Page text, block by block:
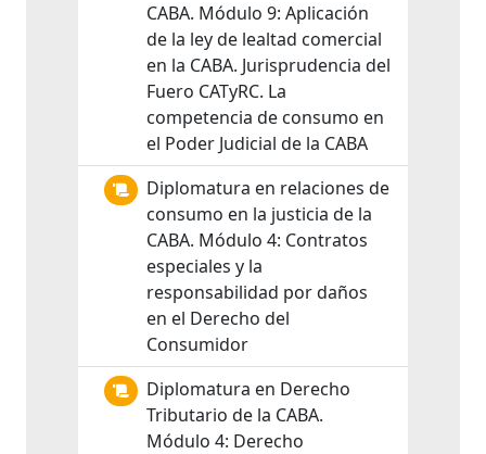
CABA. Módulo 9: Aplicación
de la ley de lealtad comercial
en la CABA. Jurisprudencia del
Fuero CATyRC. La
competencia de consumo en
el Poder Judicial de la CABA
Diplomatura en relaciones de
consumo en la justicia de la
CABA. Módulo 4: Contratos
especiales y la
responsabilidad por daños
en el Derecho del
Consumidor
Diplomatura en Derecho
Tributario de la CABA.
Módulo 4: Derecho